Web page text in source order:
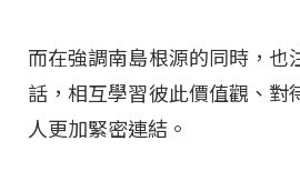
而在強調南島根源的同時，也
話，相互學習彼此價值觀、對
人更加緊密連結。